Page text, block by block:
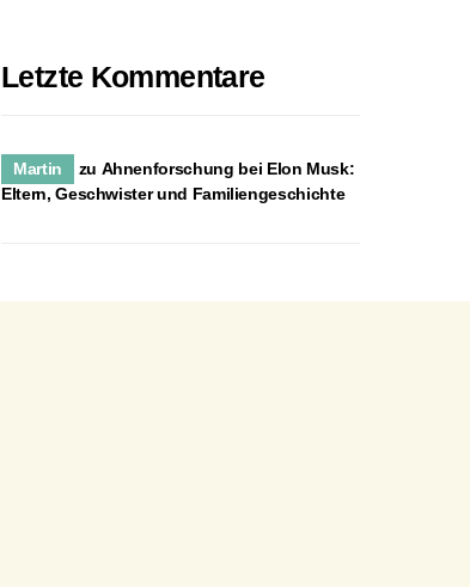
Letzte Kommentare
Martin zu Ahnenforschung bei Elon Musk:
Eltern, Geschwister und Familiengeschichte